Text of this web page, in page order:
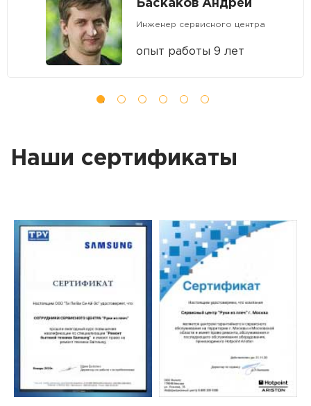
Баскаков Андрей
Инженер сервисного центра
опыт работы 9 лет
Наши сертификаты